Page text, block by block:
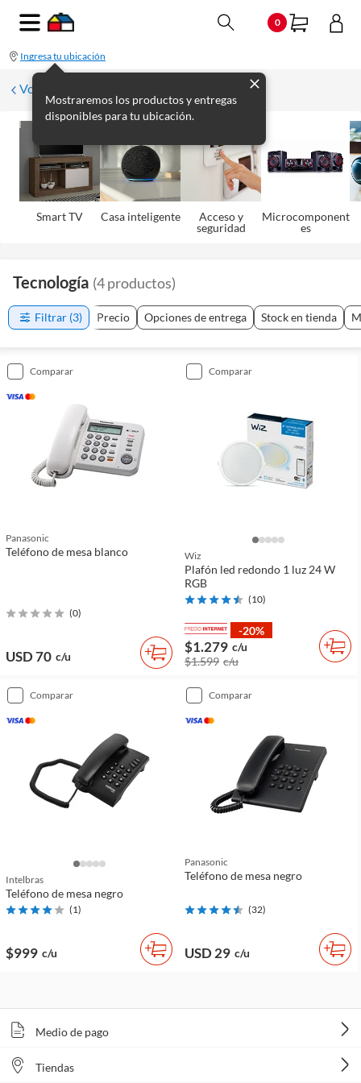
0
Ingresa tu ubicación
Mostraremos los productos y entregas
disponibles para tu ubicación.
Volver
Smart TV Casa inteligente
Acceso y
seguridad
Microcomponent
es
Tecnología (4productos)
Filtrar (3) Precio Opciones de entrega Stock en tienda
comparar
Panasonic
Teléfono de mesa blanco
(0)
USD 70 c/u
comparar
Wiz
Plafón led redondo 1 luz 24 W
RGB
(10)
-20%
$1.279 c/u
$1.599 c/u
comparar
Intelbras
Teléfono de mesa negro
(1)
$999 c/u
comparar
Panasonic
Teléfono de mesa negro
(32)
USD 29 c/u
Medio de pago
Tiendas